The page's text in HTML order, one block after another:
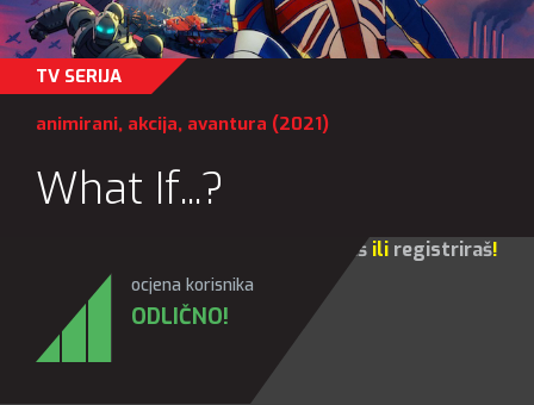
TV SERIJA
animirani, akcija, avantura (2021)
What If...?
prijaviš ili registriraš!
ocjena korisnika
ODLIČNO!